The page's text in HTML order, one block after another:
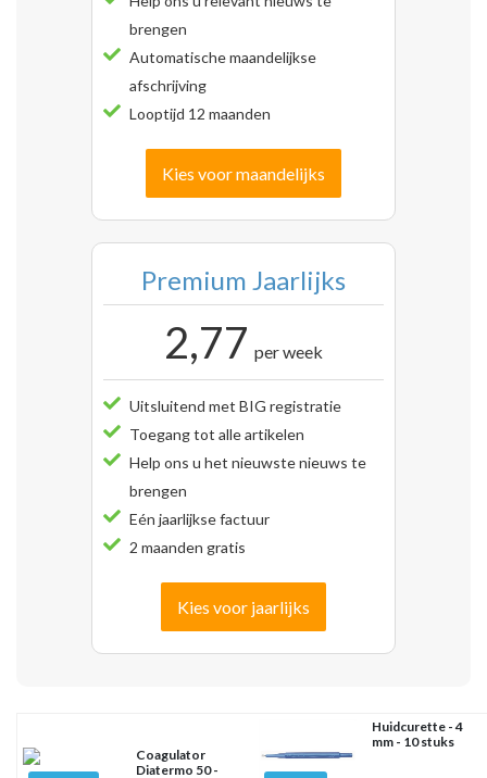
brengen
Automatische maandelijkse
afschrijving
Looptijd 12 maanden
Kies voor maandelijks
Premium Jaarlijks
2,77 per week
Uitsluitend met BIG registratie
Toegang tot alle artikelen
Help ons u het nieuwste nieuws te
brengen
Eén jaarlijkse factuur
2 maanden gratis
Kies voor jaarlijks
Coagulator
Diatermo 50 -
Huidcurette - 4
mm - 10 stuks